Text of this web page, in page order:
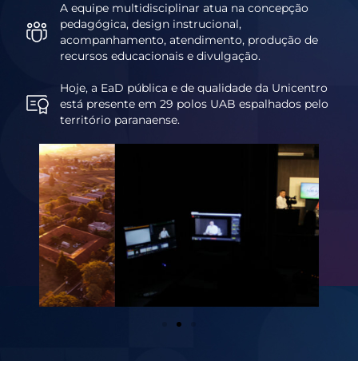
A equipe multidisciplinar atua na concepção
pedagógica, design instrucional,
acompanhamento, atendimento, produção de
recursos educacionais e divulgação.
Hoje, a EaD pública e de qualidade da Unicentro
está presente em 29 polos UAB espalhados pelo
território paranaense.